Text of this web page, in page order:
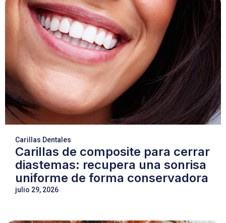
Carillas Dentales
Carillas de composite para cerrar
diastemas: recupera una sonrisa
uniforme de forma conservadora
julio 29, 2026